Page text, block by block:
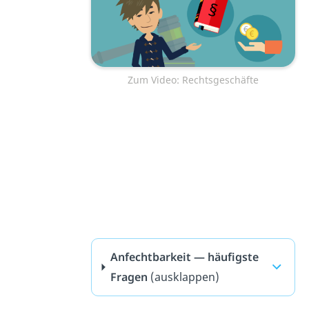
Zum Video: Rechtsgeschäfte
Anfechtbarkeit — häufigste
Fragen (ausklappen)